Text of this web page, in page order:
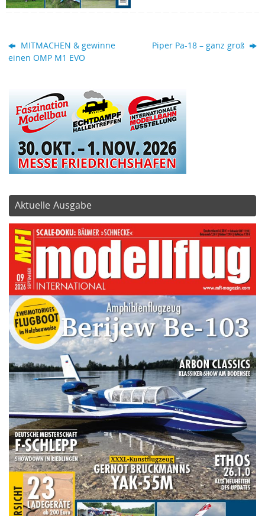
MITMACHEN & gewinne
einen OMP M1 EVO
Piper Pa-18 – ganz groß
Aktuelle Ausgabe